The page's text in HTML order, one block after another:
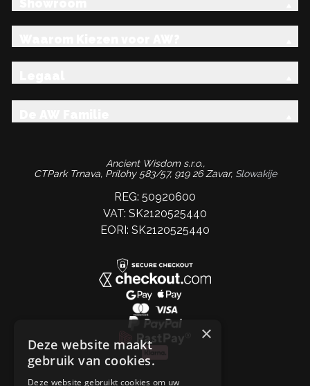
Ancient Wisdom s.r.o.,
CTPark Trnava, Prílohy 583/57, 919 26 Zavar, Slowakije
REG: 50920600
VAT: SK2120525440
EORI: SK2120525440
×
Deze website maakt
gebruik van cookies.
Deze website gebruikt cookies om uw